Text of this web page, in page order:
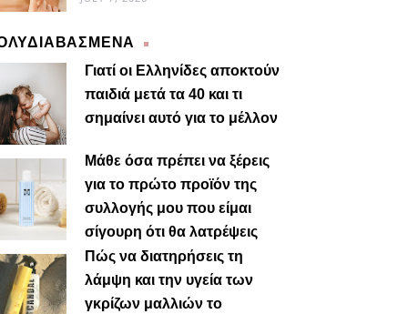
Γιατί οι Ελληνίδες αποκτούν
παιδιά μετά τα 40 και τι
σημαίνει αυτό για το μέλλον
Μάθε όσα πρέπει να ξέρεις
για το πρώτο προϊόν της
συλλογής μου που είμαι
σίγουρη ότι θα λατρέψεις
Πώς να διατηρήσεις τη
λάμψη και την υγεία των
γκρίζων μαλλιών το